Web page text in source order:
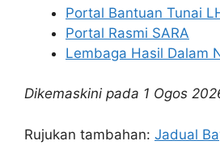
Portal Bantuan Tunai
Portal Rasmi SARA
Lembaga Hasil Dalam
Dikemaskini pada 1 Ogos
Rujukan tambahan: Jadual